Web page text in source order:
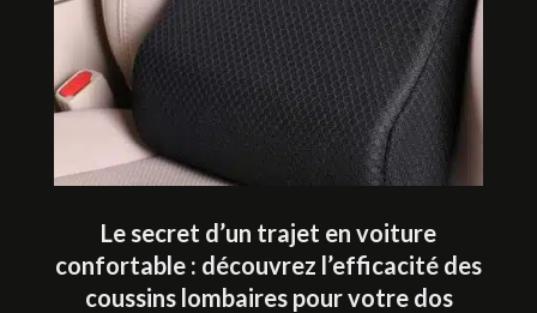
Le secret d’un trajet en voiture
confortable : découvrez l’efficacité des
coussins lombaires pour votre dos